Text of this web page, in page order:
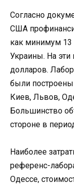
Согласно
США
как минимум 13
Украины. На
долларов.
были построены
Киев, Львов,
Большинство
стороне в
Наиболее
референс-
Одессе,